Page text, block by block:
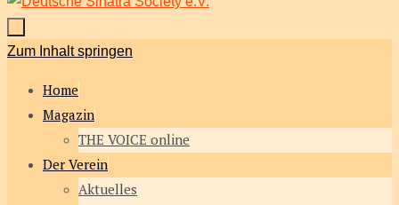
Zum Inhalt springen
Home
Magazin
THE VOICE online
Der Verein
Aktuelles